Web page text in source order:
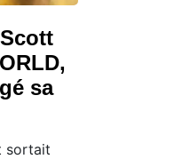
sa
sortait